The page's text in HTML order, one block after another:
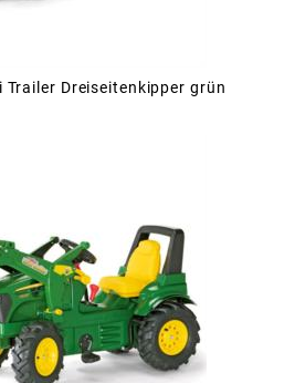
Trailer Dreiseitenkipper grün